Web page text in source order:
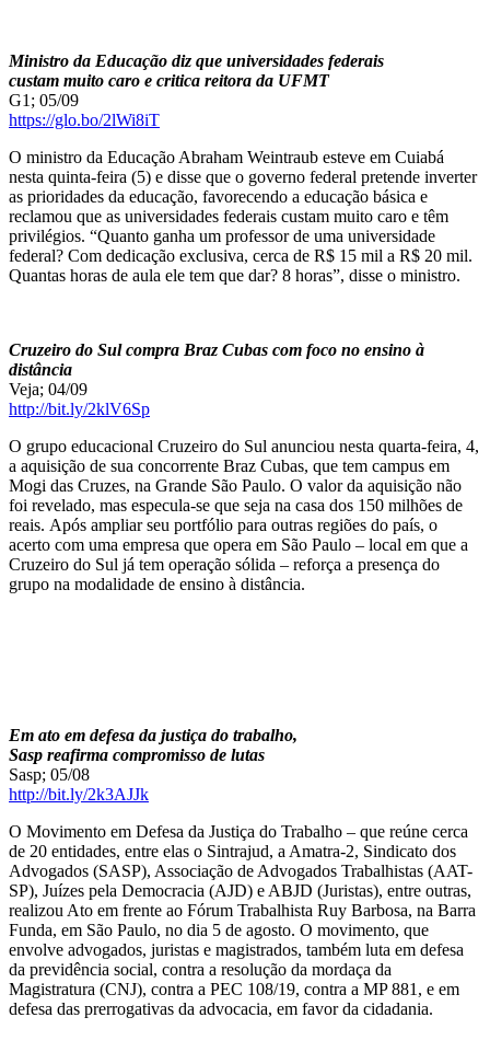
Ministro da Educação diz que universidades federais
custam muito caro e critica reitora da UFMT
G1; 05/09
https://glo.bo/2lWi8iT
O ministro da Educação Abraham Weintraub esteve em Cuiabá
nesta quinta-feira (5) e disse que o governo federal pretende inverter
as prioridades da educação, favorecendo a educação básica e
reclamou que as universidades federais custam muito caro e têm
privilégios. “Quanto ganha um professor de uma universidade
federal? Com dedicação exclusiva, cerca de R$ 15 mil a R$ 20 mil.
Quantas horas de aula ele tem que dar? 8 horas”, disse o ministro.
Cruzeiro do Sul compra Braz Cubas com foco no ensino à
distância
Veja; 04/09
http://bit.ly/2klV6Sp
O grupo educacional Cruzeiro do Sul anunciou nesta quarta-feira, 4,
a aquisição de sua concorrente Braz Cubas, que tem campus em
Mogi das Cruzes, na Grande São Paulo. O valor da aquisição não
foi revelado, mas especula-se que seja na casa dos 150 milhões de
reais. Após ampliar seu portfólio para outras regiões do país, o
acerto com uma empresa que opera em São Paulo – local em que a
Cruzeiro do Sul já tem operação sólida – reforça a presença do
grupo na modalidade de ensino à distância.
Em ato em defesa da justiça do trabalho,
Sasp reafirma compromisso de lutas
Sasp; 05/08
http://bit.ly/2k3AJJk
O Movimento em Defesa da Justiça do Trabalho – que reúne cerca
de 20 entidades, entre elas o Sintrajud, a Amatra-2, Sindicato dos
Advogados (SASP), Associação de Advogados Trabalhistas (AAT-
SP), Juízes pela Democracia (AJD) e ABJD (Juristas), entre outras,
realizou Ato em frente ao Fórum Trabalhista Ruy Barbosa, na Barra
Funda, em São Paulo, no dia 5 de agosto. O movimento, que
envolve advogados, juristas e magistrados, também luta em defesa
da previdência social, contra a resolução da mordaça da
Magistratura (CNJ), contra a PEC 108/19, contra a MP 881, e em
defesa das prerrogativas da advocacia, em favor da cidadania.